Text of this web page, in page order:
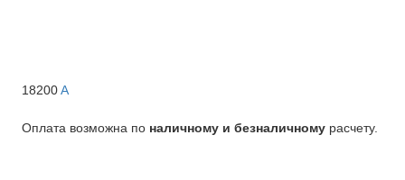
18200A
Оплата возможна по наличному и безналичному расчету.